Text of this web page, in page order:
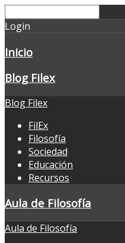
Login
Inicio
Blog Filex
Blog Filex
FilEx
Filosofía
Sociedad
Educación
Recursos
Aula de Filosofía
Aula de Filosofía